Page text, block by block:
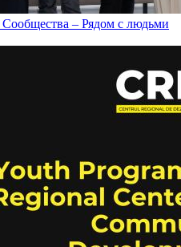
– Рядом с людьми